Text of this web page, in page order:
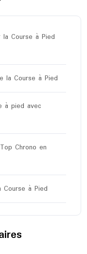
la Course à Pied
la Course à Pied
à pied avec
Chrono en
Course à Pied